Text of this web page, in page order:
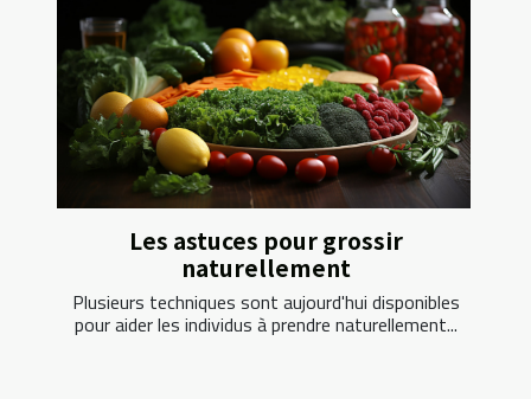
Les astuces pour grossir
naturellement
Plusieurs techniques sont aujourd'hui disponibles
pour aider les individus à prendre naturellement...